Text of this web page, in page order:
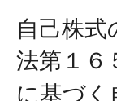
自己株式
法第１６
に基づく